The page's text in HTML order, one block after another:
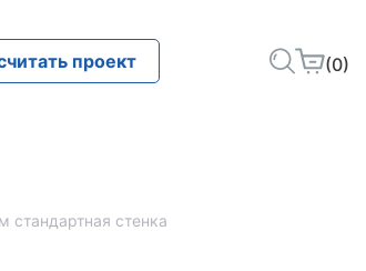
проект (0)
стенка